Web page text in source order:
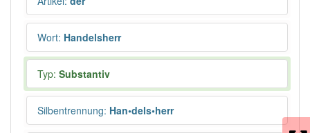
Wort: Handelsherr
Typ: Substantiv
Silbentrennung: Han•dels•herr